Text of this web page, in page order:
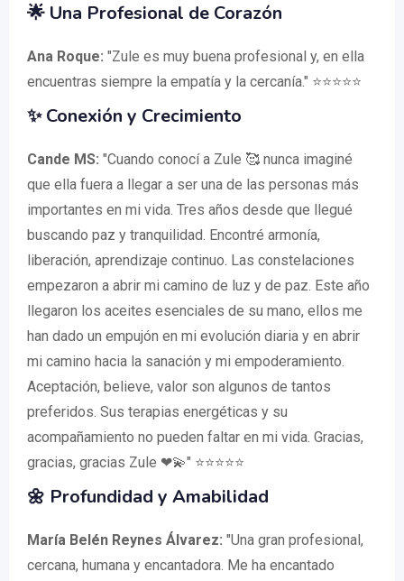
🌟 Una Profesional de Corazón
Ana Roque: "Zule es muy buena profesional y, en ella
encuentras siempre la empatía y la cercanía." ⭐⭐⭐⭐⭐
✨ Conexión y Crecimiento
Cande MS: "Cuando conocí a Zule 🥰 nunca imaginé
que ella fuera a llegar a ser una de las personas más
importantes en mi vida. Tres años desde que llegué
buscando paz y tranquilidad. Encontré armonía,
liberación, aprendizaje continuo. Las constelaciones
empezaron a abrir mi camino de luz y de paz. Este año
llegaron los aceites esenciales de su mano, ellos me
han dado un empujón en mi evolución diaria y en abrir
mi camino hacia la sanación y mi empoderamiento.
Aceptación, believe, valor son algunos de tantos
preferidos. Sus terapias energéticas y su
acompañamiento no pueden faltar en mi vida. Gracias,
gracias, gracias Zule ❤💫" ⭐⭐⭐⭐⭐
🌼 Profundidad y Amabilidad
María Belén Reynes Álvarez: "Una gran profesional,
cercana, humana y encantadora. Me ha encantado